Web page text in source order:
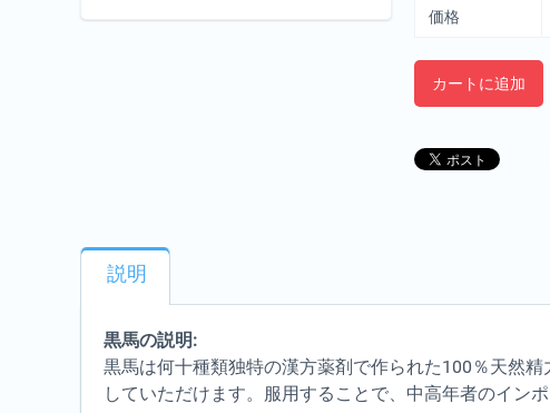
価格
カートに追加
説明
黒馬の説明:
黒馬は何十種類独特の漢方薬剤で作られた100％天然
していただけます。服用することで、中高年者のイン